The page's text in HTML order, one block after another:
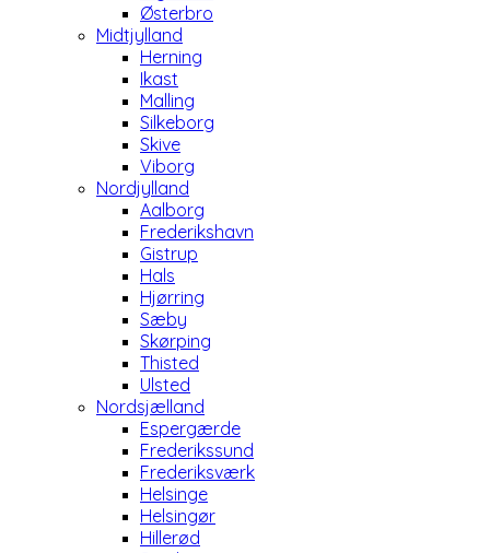
Østerbro
Midtjylland
Herning
Ikast
Malling
Silkeborg
Skive
Viborg
Nordjylland
Aalborg
Frederikshavn
Gistrup
Hals
Hjørring
Sæby
Skørping
Thisted
Ulsted
Nordsjælland
Espergærde
Frederikssund
Frederiksværk
Helsinge
Helsingør
Hillerød